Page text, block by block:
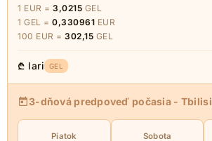
1 EUR = 3,0215 GEL
1 GEL = 0,330961 EUR
100 EUR = 302,15 GEL
₾ lari GEL
3-dňová predpoveď počasia - Tbilisi
Piatok Sobota